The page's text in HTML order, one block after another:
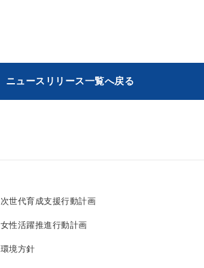
ニュースリリース一覧へ戻る
次世代育成支援行動計画
女性活躍推進行動計画
環境方針